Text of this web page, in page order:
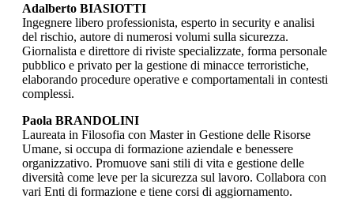
Adalberto BIASIOTTI
Ingegnere libero professionista, esperto in security e analisi
del rischio, autore di numerosi volumi sulla sicurezza.
Giornalista e direttore di riviste specializzate, forma personale
pubblico e privato per la gestione di minacce terroristiche,
elaborando procedure operative e comportamentali in contesti
complessi.
Paola BRANDOLINI
Laureata in Filosofia con Master in Gestione delle Risorse
Umane, si occupa di formazione aziendale e benessere
organizzativo. Promuove sani stili di vita e gestione delle
diversità come leve per la sicurezza sul lavoro. Collabora con
vari Enti di formazione e tiene corsi di aggiornamento.